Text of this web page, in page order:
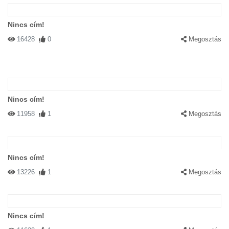
Nincs cím!
16428 0 Megosztás
Nincs cím!
11958 1 Megosztás
Nincs cím!
13226 1 Megosztás
Nincs cím!